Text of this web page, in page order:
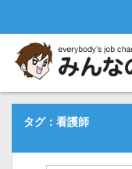
タグ：看護師